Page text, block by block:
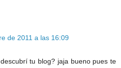
de 2011 a las 16:09
tu blog? jaja bueno pues te